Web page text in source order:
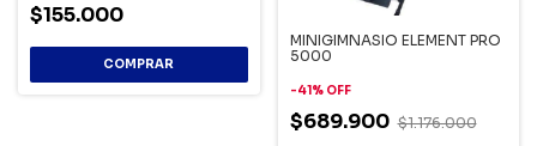
$155.000
MINIGIMNASIO ELEMENT PRO
5000
-41% OFF
$689.900 $1.176.000